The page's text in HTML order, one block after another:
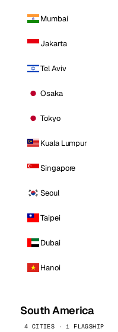
Mumbai
Jakarta
Tel Aviv
Osaka
Tokyo
Kuala Lumpur
Singapore
Seoul
Taipei
Dubai
Hanoi
South America
4 CITIES · 1 FLAGSHIP